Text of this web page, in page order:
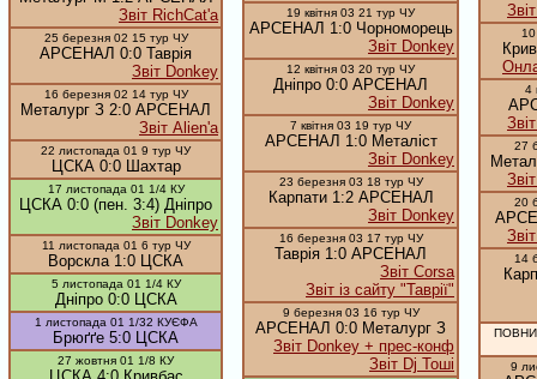
Звіт RichCat'а
25 березня 02 15 тур ЧУ
АРСЕНАЛ 0:0 Таврія
Звіт Donkey
16 березня 02 14 тур ЧУ
Металург З 2:0 АРСЕНАЛ
Звіт Alien'а
22 листопада 01 9 тур ЧУ
ЦСКА 0:0 Шахтар
17 листопада 01 1/4 КУ
ЦСКА 0:0 (пен. 3:4) Дніпро
Звіт Donkey
11 листопада 01 6 тур ЧУ
Ворскла 1:0 ЦСКА
5 листопада 01 1/4 КУ
Дніпро 0:0 ЦСКА
1 листопада 01 1/32 КУЄФА
Брюґґе 5:0 ЦСКА
27 жовтня 01 1/8 КУ
19 квітня 03 21 тур ЧУ
АРСЕНАЛ 1:0 Чорноморець
Звіт Donkey
12 квітня 03 20 тур ЧУ
Дніпро 0:0 АРСЕНАЛ
Звіт Donkey
7 квітня 03 19 тур ЧУ
АРСЕНАЛ 1:0 Металіст
Звіт Donkey
23 березня 03 18 тур ЧУ
Карпати 1:2 АРСЕНАЛ
Звіт Donkey
16 березня 03 17 тур ЧУ
Таврія 1:0 АРСЕНАЛ
Звіт Corsa
Звіт із сайту "Таврії"
9 березня 03 16 тур ЧУ
АРСЕНАЛ 0:0 Металург З
Звіт Donkey + прес-конф
Звіт Dj Тоші
4
27
20
14
9